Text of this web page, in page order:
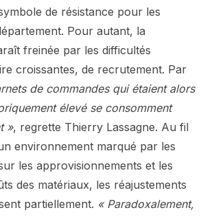
de résistance pour les
Pour autant, la
freinée par les difficultés
croissantes, de recrutement. Par
de commandes qui étaient alors
élevé se consomment
», regrette Thierry Lassagne. Au fil
environnement marqué par les
les approvisionnements et les
des matériaux, les réajustements
partiellement. « Paradoxalement,